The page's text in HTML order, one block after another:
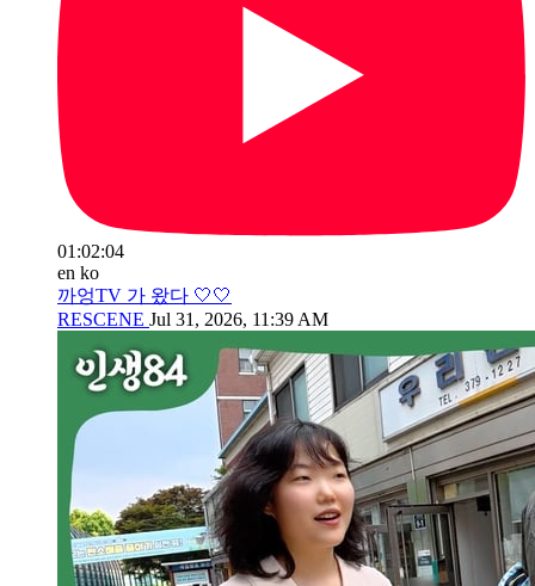
01:02:04
en ko
까엉TV 가 왔다 🤍🤍
RESCENE Jul 31, 2026, 11:39 AM